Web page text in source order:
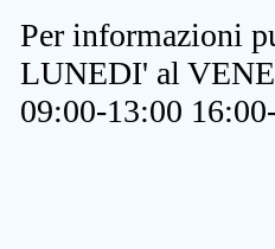
Per informazioni
LUNEDI' al
09:00-13:00